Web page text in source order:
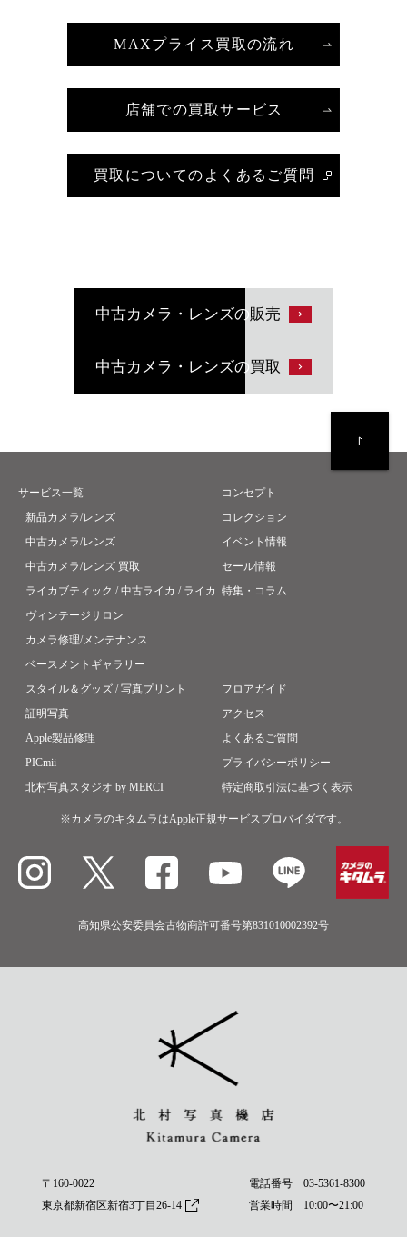
MAXプライス買取の流れ
店舗での買取サービス
買取についてのよくあるご質問
中古カメラ・レンズの販売
中古カメラ・レンズの買取
サービス一覧
新品カメラ/レンズ
中古カメラ/レンズ
中古カメラ/レンズ 買取
ライカブティック / 中古ライカ / ライカ
ヴィンテージサロン
カメラ修理/メンテナンス
ベースメントギャラリー
スタイル＆グッズ / 写真プリント
証明写真
Apple製品修理
PICmii
北村写真スタジオ by MERCI
コンセプト
コレクション
イベント情報
セール情報
特集・コラム
フロアガイド
アクセス
よくあるご質問
プライバシーポリシー
特定商取引法に基づく表示
※カメラのキタムラはApple正規サービスプロバイダです。
高知県公安委員会古物商許可番号第831010002392号
〒160-0022
東京都新宿区新宿3丁目26-14
電話番号 03-5361-8300
営業時間 10:00〜21:00